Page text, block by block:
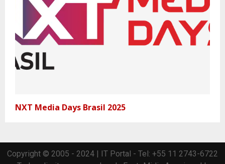
NXT Media Days Brasil 2025
Copyright © 2005 - 2024 | IT Portal - Tel: +55 11 2743-6722